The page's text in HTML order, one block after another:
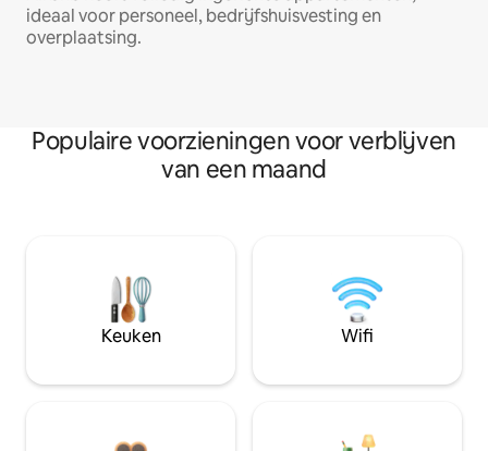
ideaal voor personeel, bedrijfshuisvesting en
overplaatsing.
Populaire voorzieningen voor verblijven
van een maand
Keuken Wifi